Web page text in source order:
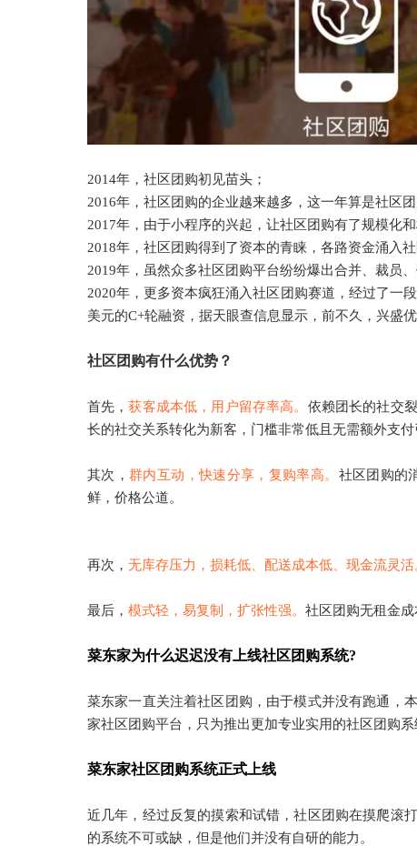
2014年，社区团购初见苗头 ；
2016年，社区团购的企业越来越多，这一年算是社区团
2017年，由于小程序的兴起，让社区团购有了规模化
2018年，社区团购得到了资本的青睐，各路资金涌入
2019年，虽然众多社区团购平台纷纷爆出合并、裁员
2020年，更多资本疯狂涌入社区团购赛道，经过了一
美元的C+轮融资 ， 据天眼查信息显示，前不久，兴盛
社区团购有什么优势？
首先，获客成本低，用户留存率高。 依赖团长的社交
长的社交关系转化为新客，门槛非常低且无需额外支付
其次，群内互动，快速分享，复购率高。 社区团购的
鲜，价格公道。
再次， 无库存压力，损耗低、配送成本低、现金流灵活
最后， 模式轻，易复制，扩张性强。 社区团购无租金
菜东家为什么迟迟没有上线社区团购系统?
菜东家一直关注着社区团购，由于模式并没有跑通，
家社区团购平台，只为推出更加专业实用的社区团购系
菜东家社区团购系统正式上线
近几年，经过反复的摸索和试错，社区团购在摸爬滚
的系统不可或缺，但是他们并没有自研的能力。